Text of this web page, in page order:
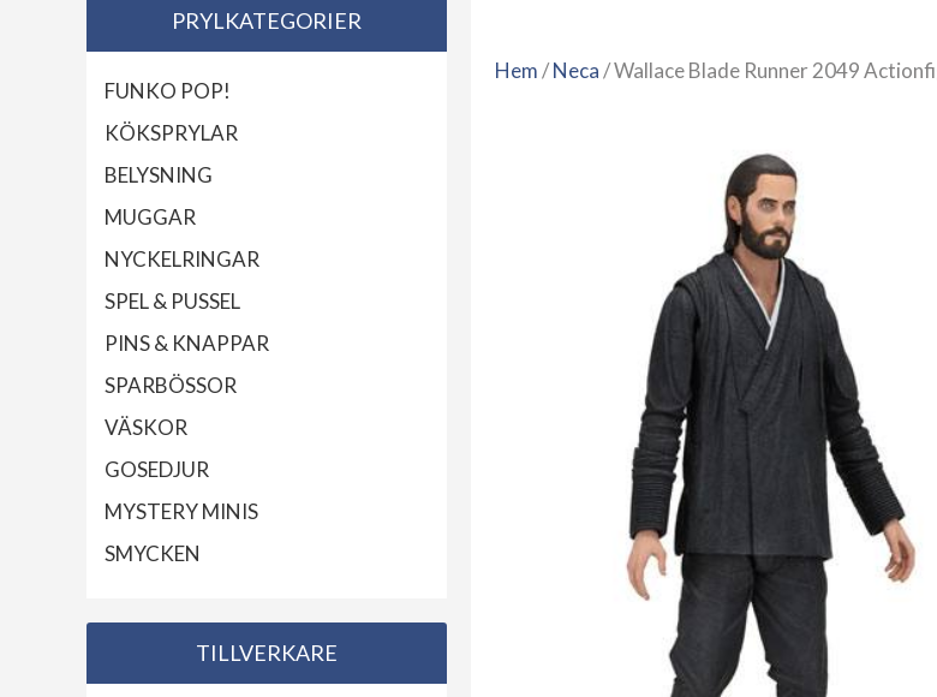
Hem/Neca/ Wallace Blade Runner 2049
PRYLKATEGORIER
FUNKO POP!
KÖKSPRYLAR
BELYSNING
MUGGAR
NYCKELRINGAR
SPEL & PUSSEL
PINS & KNAPPAR
SPARBÖSSOR
VÄSKOR
GOSEDJUR
MYSTERY MINIS
SMYCKEN
TILLVERKARE